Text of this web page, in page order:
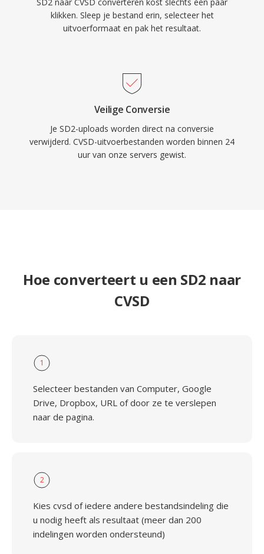
klikken. Sleep je bestand erin, selecteer het
uitvoerformaat en pak het resultaat.
Veilige Conversie
Je SD2-uploads worden direct na conversie
verwijderd. CVSD-uitvoerbestanden worden binnen 24
uur van onze servers gewist.
Hoe converteert u een SD2 naar
CVSD
1
Selecteer bestanden van Computer, Google
Drive, Dropbox, URL of door ze te verslepen
naar de pagina.
2
Kies cvsd of iedere andere bestandsindeling die
u nodig heeft als resultaat (meer dan 200
indelingen worden ondersteund)